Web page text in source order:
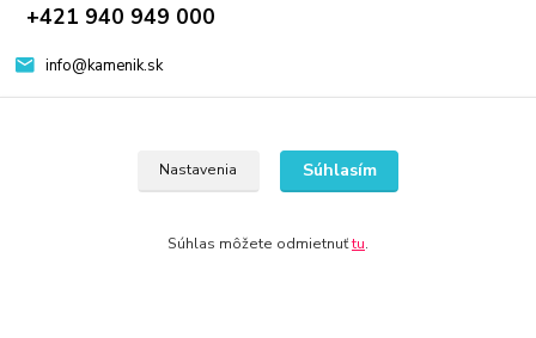
+421 940 949 000
info@kamenik.sk
© 2024 Všetky práva vyhradené KAMENIK.SK
Nastavenia Súhlasím
Súhlas môžete odmietnuťtu.